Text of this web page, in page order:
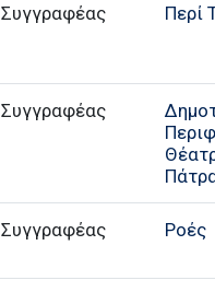
Συγγραφέας Περί
Συγγραφέας
Συγγραφέας Ροές